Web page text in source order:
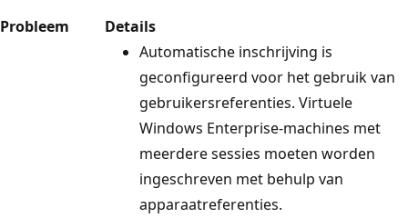
Probleem Details
Automatische inschrijving is
geconfigureerd voor het gebruik van
gebruikersreferenties. Virtuele
Windows Enterprise-machines met
meerdere sessies moeten worden
ingeschreven met behulp van
apparaatreferenties.